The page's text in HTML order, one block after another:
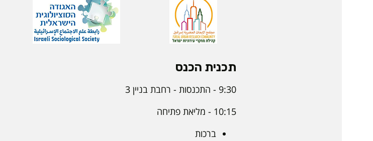
תכנית הכנס
9:30 - התכנסות - רחבת בניין 3
10:15 - מליאת פתיחה
ברכות